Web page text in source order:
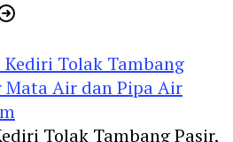
Tolak Tambang Pasir,